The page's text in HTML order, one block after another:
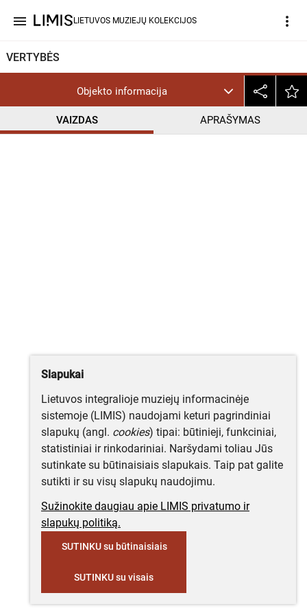
menu LIETUVOS MUZIEJŲ KOLEKCIJOS more_vert
VERTYBĖS
Objekto informacija
VAIZDAS APRAŠYMAS
CC BY help_outline
Slapukai
Lietuvos integralioje muziejų informacinėje
sistemoje (LIMIS) naudojami keturi pagrindiniai
slapukų (angl. cookies) tipai: būtinieji, funkciniai,
statistiniai ir rinkodariniai. Naršydami toliau Jūs
sutinkate su būtinaisiais slapukais. Taip pat galite
sutikti ir su visų slapukų naudojimu.
Sužinokite daugiau apie LIMIS privatumo ir
slapukų politiką.
SUTINKU su būtinaisiais
SUTINKU su visais